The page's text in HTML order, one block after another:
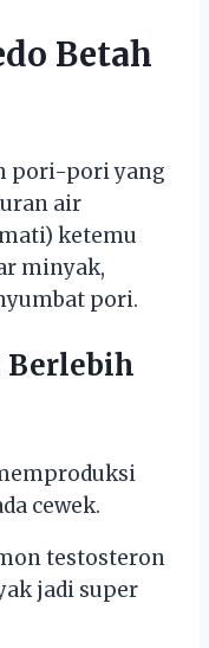
Betah
pori-pori yang
air
ketemu
minyak,
pori.
Berlebih
cewek.
testosteron
jadi super